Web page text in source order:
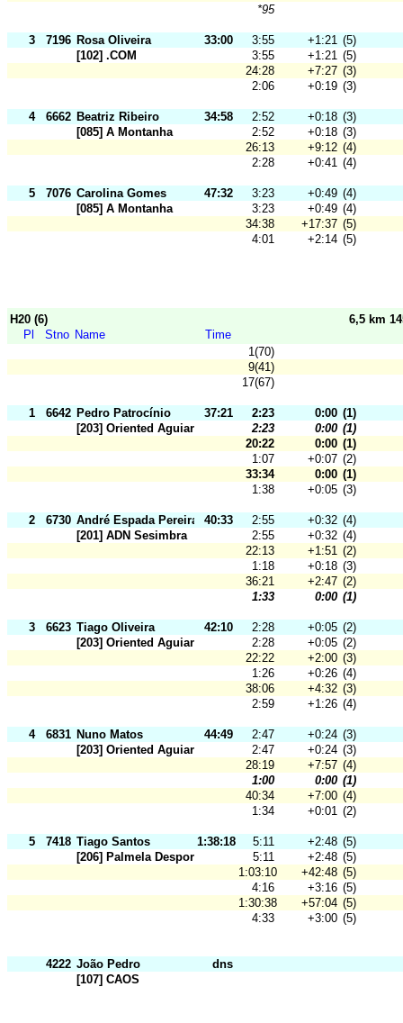
*95
3 7196 Rosa Oliveira 33:00 3:55 +1:21 (5)
[102] .COM
3:55 +1:21 (5)
24:28
+7:27 (3)
2:06
+0:19 (3)
4 6662 Beatriz Ribeiro 34:58 2:52 +0:18 (3)
[085] A Montanha
2:52 +0:18 (3)
26:13
+9:12 (4)
2:28
+0:41 (4)
5 7076 Carolina Gomes 47:32 3:23 +0:49 (4)
[085] A Montanha
3:23 +0:49 (4)
34:38
+17:37 (5)
4:01
+2:14 (5)
H20 (6)
6,5 km
Pl
Stno Name
Time
1(70)
9(41)
17(67)
1 6642 Pedro Patrocínio 37:21 2:23 0:00 (1)
[203] Oriented Aguiar
2:23 0:00 (1)
20:22
0:00 (1)
1:07
+0:07 (2)
33:34
0:00 (1)
1:38
+0:05 (3)
2 6730 André Espada Pereira 40:33 2:55 +0:32 (4)
[201] ADN Sesimbra
2:55 +0:32 (4)
22:13
+1:51 (2)
1:18
+0:18 (3)
36:21
+2:47 (2)
1:33
0:00 (1)
3 6623 Tiago Oliveira 42:10 2:28 +0:05 (2)
[203] Oriented Aguiar
2:28 +0:05 (2)
22:22
+2:00 (3)
1:26
+0:26 (4)
38:06
+4:32 (3)
2:59
+1:26 (4)
4 6831 Nuno Matos 44:49 2:47 +0:24 (3)
[203] Oriented Aguiar
2:47 +0:24 (3)
28:19
+7:57 (4)
1:00
0:00 (1)
40:34
+7:00 (4)
1:34
+0:01 (2)
5 7418 Tiago Santos 1:38:18 5:11 +2:48 (5)
[206] Palmela Desporto
5:11 +2:48 (5)
1:03:10
+42:48 (5)
4:16
+3:16 (5)
1:30:38
+57:04 (5)
4:33
+3:00 (5)
4222 João Pedro
dns
[107] CAOS